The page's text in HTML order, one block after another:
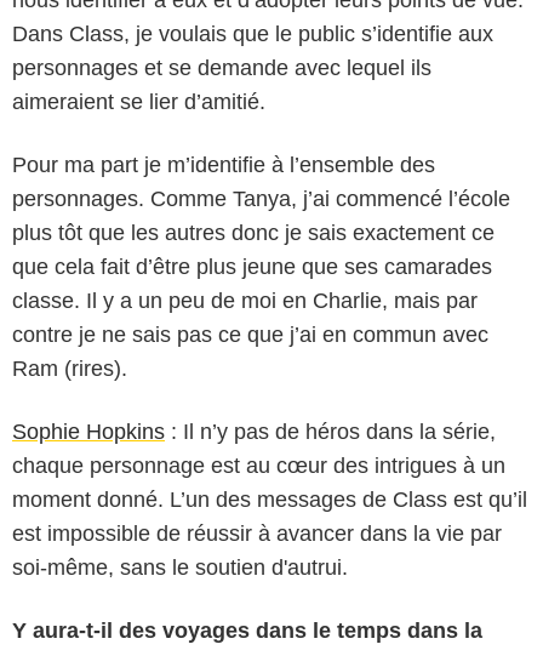
Dans Class, je voulais que le public s’identifie aux
personnages et se demande avec lequel ils
aimeraient se lier d’amitié.
Pour ma part je m’identifie à l’ensemble des
personnages. Comme Tanya, j’ai commencé l’école
plus tôt que les autres donc je sais exactement ce
que cela fait d’être plus jeune que ses camarades
classe. Il y a un peu de moi en Charlie, mais par
contre je ne sais pas ce que j’ai en commun avec
Ram (rires).
Sophie Hopkins : Il n’y pas de héros dans la série,
chaque personnage est au cœur des intrigues à un
moment donné. L’un des messages de Class est qu’il
est impossible de réussir à avancer dans la vie par
soi-même, sans le soutien d'autrui.
Y aura-t-il des voyages dans le temps dans la